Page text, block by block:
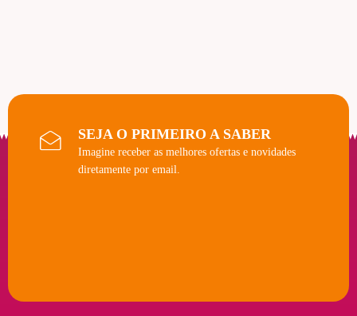
SEJA O PRIMEIRO A SABER
Imagine receber as melhores ofertas e novidades
diretamente por email.